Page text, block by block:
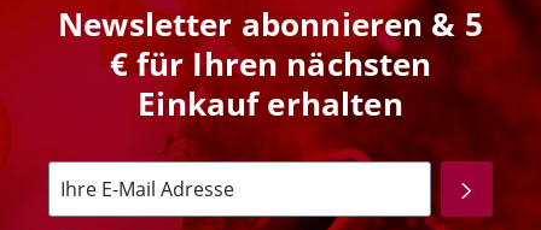
Newsletter abonnieren & 5
€ für Ihren nächsten
Einkauf erhalten